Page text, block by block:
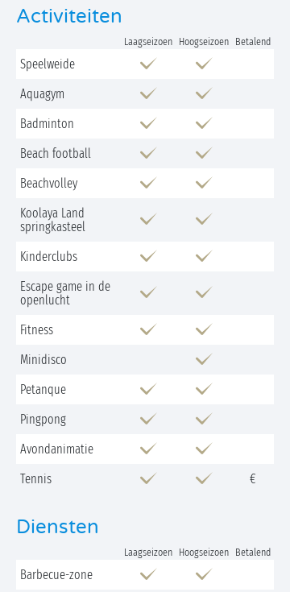
Activiteiten
Laagseizoen Hoogseizoen Betalend
Speelweide
Aquagym
Badminton
Beach football
Beachvolley
Koolaya Land
springkasteel
Kinderclubs
Escape game in de
openlucht
Fitness
Minidisco
Petanque
Pingpong
Avondanimatie
Tennis
€
Diensten
Laagseizoen Hoogseizoen Betalend
Barbecue-zone